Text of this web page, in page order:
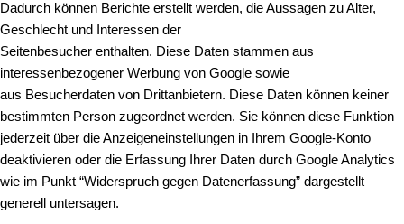
Dadurch können Berichte erstellt werden, die Aussagen zu Alter,
Geschlecht und Interessen der
Seitenbesucher enthalten. Diese Daten stammen aus
interessenbezogener Werbung von Google sowie
aus Besucherdaten von Drittanbietern. Diese Daten können keiner
bestimmten Person zugeordnet werden. Sie können diese Funktion
jederzeit über die Anzeigeneinstellungen in Ihrem Google-Konto
deaktivieren oder die Erfassung Ihrer Daten durch Google Analytics
wie im Punkt “Widerspruch gegen Datenerfassung” dargestellt
generell untersagen.